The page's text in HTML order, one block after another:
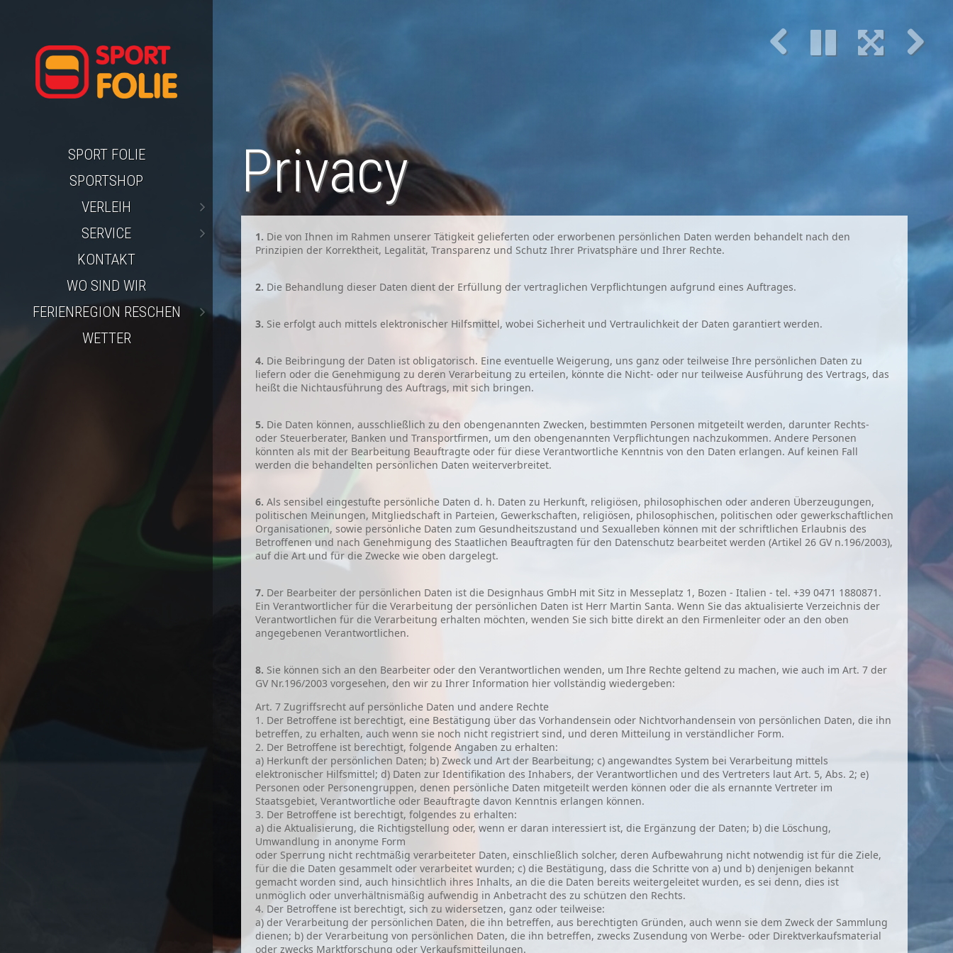
SPORT FOLIE
SPORTSHOP
VERLEIH
SERVICE
KONTAKT
WO SIND WIR
FERIENREGION RESCHEN
WETTER
Privacy
1. Die von Ihnen im Rahmen unserer Tätigkeit gelieferten oder erworbenen persönlichen Daten werden behandelt nach den
Prinzipien der Korrektheit, Legalität, Transparenz und Schutz Ihrer Privatsphäre und Ihrer Rechte.
2. Die Behandlung dieser Daten dient der Erfüllung der vertraglichen Verpflichtungen aufgrund eines Auftrages.
3. Sie erfolgt auch mittels elektronischer Hilfsmittel, wobei Sicherheit und Vertraulichkeit der Daten garantiert werden.
4. Die Beibringung der Daten ist obligatorisch. Eine eventuelle Weigerung, uns ganz oder teilweise Ihre persönlichen Daten zu
liefern oder die Genehmigung zu deren Verarbeitung zu erteilen, könnte die Nicht- oder nur teilweise Ausführung des Vertrags, das
heißt die Nichtausführung des Auftrags, mit sich bringen.
5. Die Daten können, ausschließlich zu den obengenannten Zwecken, bestimmten Personen mitgeteilt werden, darunter Rechts-
oder Steuerberater, Banken und Transportfirmen, um den obengenannten Verpflichtungen nachzukommen. Andere Personen
könnten als mit der Bearbeitung Beauftragte oder für diese Verantwortliche Kenntnis von den Daten erlangen. Auf keinen Fall
werden die behandelten persönlichen Daten weiterverbreitet.
6. Als sensibel eingestufte persönliche Daten d. h. Daten zu Herkunft, religiösen, philosophischen oder anderen Überzeugungen,
politischen Meinungen, Mitgliedschaft in Parteien, Gewerkschaften, religiösen, philosophischen, politischen oder gewerkschaftlichen
Organisationen, sowie persönliche Daten zum Gesundheitszustand und Sexualleben können mit der schriftlichen Erlaubnis des
Betroffenen und nach Genehmigung des Staatlichen Beauftragten für den Datenschutz bearbeitet werden (Artikel 26 GV n.196/2003),
auf die Art und für die Zwecke wie oben dargelegt.
7. Der Bearbeiter der persönlichen Daten ist die Designhaus GmbH mit Sitz in Messeplatz 1, Bozen - Italien - tel. +39 0471 1880871.
Ein Verantwortlicher für die Verarbeitung der persönlichen Daten ist Herr Martin Santa. Wenn Sie das aktualisierte Verzeichnis der
Verantwortlichen für die Verarbeitung erhalten möchten, wenden Sie sich bitte direkt an den Firmenleiter oder an den oben
angegebenen Verantwortlichen.
8. Sie können sich an den Bearbeiter oder den Verantwortlichen wenden, um Ihre Rechte geltend zu machen, wie auch im Art. 7 der
GV Nr.196/2003 vorgesehen, den wir zu Ihrer Information hier vollständig wiedergeben:
Art. 7 Zugriffsrecht auf persönliche Daten und andere Rechte
1. Der Betroffene ist berechtigt, eine Bestätigung über das Vorhandensein oder Nichtvorhandensein von persönlichen Daten, die ihn
betreffen, zu erhalten, auch wenn sie noch nicht registriert sind, und deren Mitteilung in verständlicher Form.
2. Der Betroffene ist berechtigt, folgende Angaben zu erhalten:
a) Herkunft der persönlichen Daten; b) Zweck und Art der Bearbeitung; c) angewandtes System bei Verarbeitung mittels
elektronischer Hilfsmittel; d) Daten zur Identifikation des Inhabers, der Verantwortlichen und des Vertreters laut Art. 5, Abs. 2; e)
Personen oder Personengruppen, denen persönliche Daten mitgeteilt werden können oder die als ernannte Vertreter im
Staatsgebiet, Verantwortliche oder Beauftragte davon Kenntnis erlangen können.
3. Der Betroffene ist berechtigt, folgendes zu erhalten:
a) die Aktualisierung, die Richtigstellung oder, wenn er daran interessiert ist, die Ergänzung der Daten; b) die Löschung,
Umwandlung in anonyme Form
oder Sperrung nicht rechtmäßig verarbeiteter Daten, einschließlich solcher, deren Aufbewahrung nicht notwendig ist für die Ziele,
für die die Daten gesammelt oder verarbeitet wurden; c) die Bestätigung, dass die Schritte von a) und b) denjenigen bekannt
gemacht worden sind, auch hinsichtlich ihres Inhalts, an die die Daten bereits weitergeleitet wurden, es sei denn, dies ist
unmöglich oder unverhältnismäßig aufwendig in Anbetracht des zu schützen den Rechts.
4. Der Betroffene ist berechtigt, sich zu widersetzen, ganz oder teilweise:
a) der Verarbeitung der persönlichen Daten, die ihn betreffen, aus berechtigten Gründen, auch wenn sie dem Zweck der Sammlung
dienen; b) der Verarbeitung von persönlichen Daten, die ihn betreffen, zwecks Zusendung von Werbe- oder Direktverkaufsmaterial
oder zwecks Marktforschung oder Verkaufsmitteilungen.